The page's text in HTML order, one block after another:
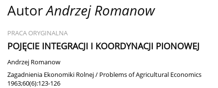
AutorAndrzej Romanow
PRACA ORYGINALNA
POJĘCIE INTEGRACJI I KOORDYNACJI PIONOWEJ
Andrzej Romanow
Zagadnienia Ekonomiki Rolnej / Problems of Agricultural Economics
1963;60(6):123-126